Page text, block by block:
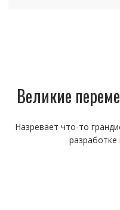
Великие
Назревает что-то
разработке